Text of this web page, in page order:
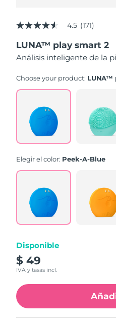
4.5
of
5
stars,
rating
Read
Reviews.
Same
page
link.
4.5 (171)
LUNA™ play smart 2
Análisis inteligente de la
Choose your product: LUNA™
Elegir el color: Peek-A-Blue
Disponible
$ 49
IVA y tasas incl.